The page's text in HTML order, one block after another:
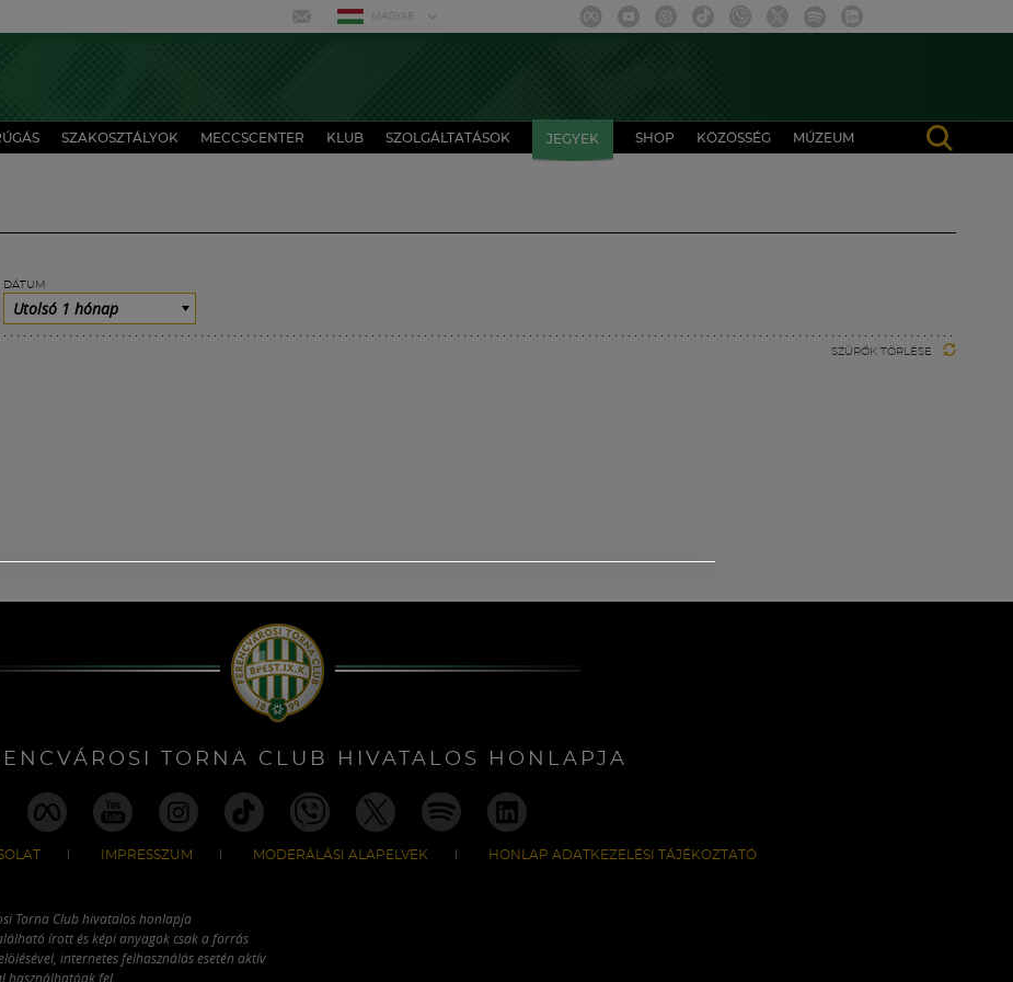
MAGYAR
SZAKOSZTÁLYOK MECCSCENTER KLUB SZOLGÁLTATÁSOK JEGYEK SHOP KÖZÖSSÉG MÚZEUM
DÁTUM
Utolsó 1 hónap
SZŰRŐK TÖRLÉSE
TORNA CLUB HIVATALOS HONLAPJA
IMPRESSZUM MODERÁLÁSI ALAPELVEK HONLAP ADATKEZELÉSI TÁJÉKOZTATÓ
Torna Club hivatalos honlapja
írott és képi anyagok csak a forrás
internetes felhasználás esetén aktív
használhatóak fel.